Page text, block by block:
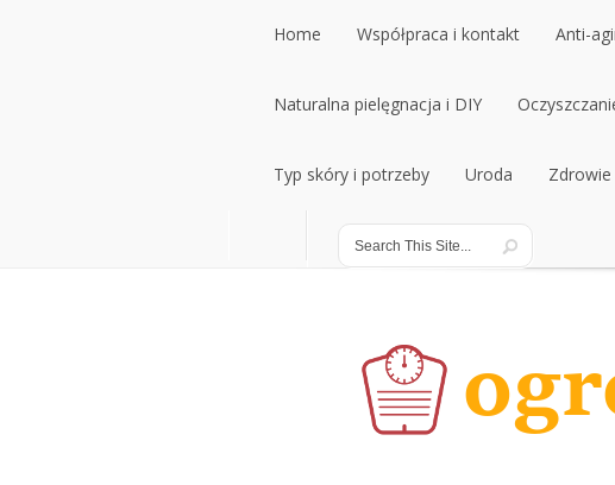
Home
Home
Współpraca i kontakt
Współpraca i kontakt
Anti-
Anti-
Naturalna pielęgnacja i DIY
Naturalna pielęgnacja i DIY
Typ skóry i potrzeby
Typ skóry i potrzeby
Uroda
Uroda